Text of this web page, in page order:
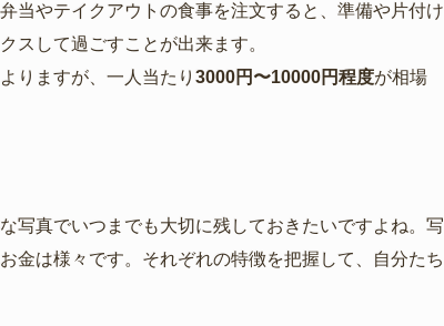
当やテイクアウトの食事を注文すると、準備や片付け
スして過ごすことが出来ます。
りますが、一人当たり 3000円〜10000円程度が相場
写真でいつまでも大切に残しておきたいですよね。写
金は様々です。それぞれの特徴を把握して、自分たち